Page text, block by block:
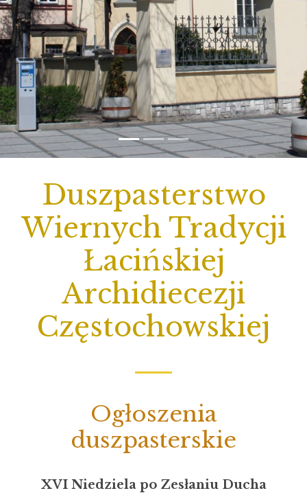
Duszpasterstwo
Wiernych Tradycji
Łacińskiej
Archidiecezji
Częstochowskiej
Ogłoszenia
duszpasterskie
XVI Niedziela po Zesłaniu Ducha